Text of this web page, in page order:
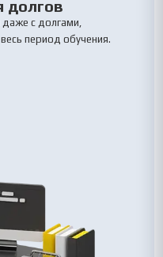
долгов
с долгами,
период обучения.